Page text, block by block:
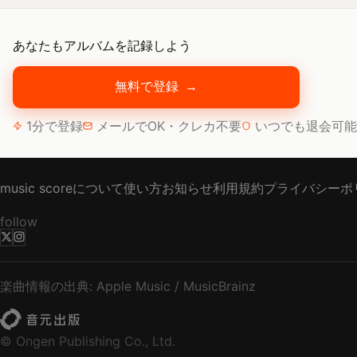
あなたもアルバムを記録しよう
無料で登録 →
1分で登録 メールでOK・クレカ不要 いつでも退会可能
music scoreについて使い方お知らせ利用規約プライバシーポ
follow
楽曲情報の出典: Apple Music / MusicBrainz
© Ongen Publishing Co., Ltd.